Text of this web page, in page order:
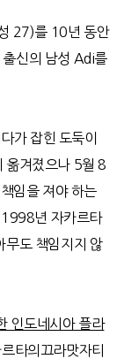
27)를 10년 동안
출신의 남성 Adi를
가 잡힌 도둑이
옮겨졌으나 5월 8
임을 져야 하는
년 자카르타
무도 책임지지 않
인도네시아 플라
타의끄라맛자티